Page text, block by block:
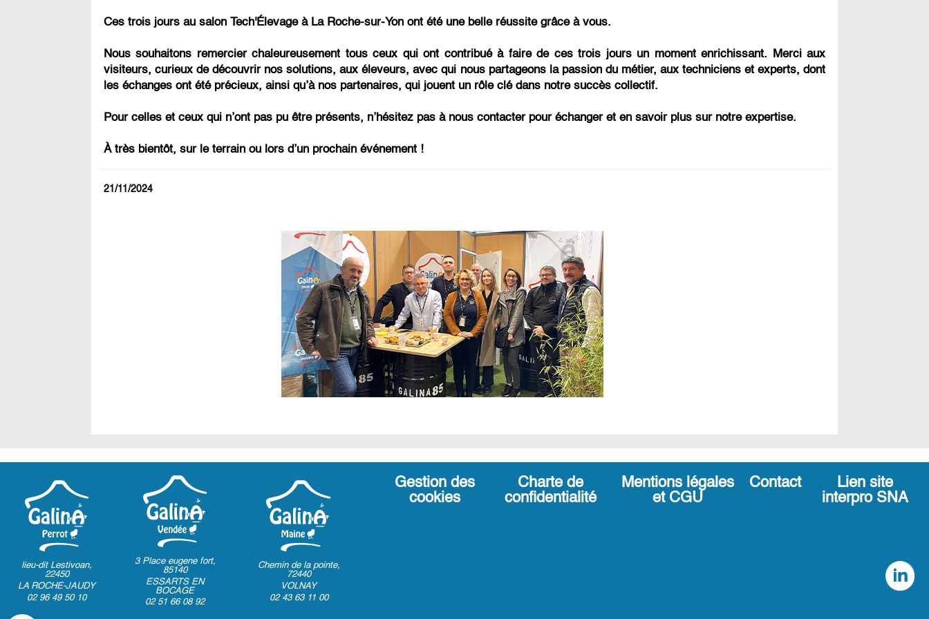
Ces trois jours au salon Tech'Élevage à La Roche-sur-Yon ont été une belle réussite grâce à vous.
Nous souhaitons remercier chaleureusement tous ceux qui ont contribué à faire de ces trois jours un moment enrichissant. Merci aux
visiteurs, curieux de découvrir nos solutions, aux éleveurs, avec qui nous partageons la passion du métier, aux techniciens et experts, dont
les échanges ont été précieux, ainsi qu’à nos partenaires, qui jouent un rôle clé dans notre succès collectif.
Pour celles et ceux qui n’ont pas pu être présents, n’hésitez pas à nous contacter pour échanger et en savoir plus sur notre expertise.
À très bientôt, sur le terrain ou lors d’un prochain événement !
21/11/2024
Gestion des
cookies
Charte de
confidentialité
Mentions légales
et CGU
Contact
Lien site
interpro SNA
lieu-dit Lestivoan,
22450
LA ROCHE-JAUDY
02 96 49 50 10
3 Place eugene fort,
85140
ESSARTS EN
BOCAGE
02 51 66 08 92
Chemin de la pointe,
72440
VOLNAY
02 43 63 11 00